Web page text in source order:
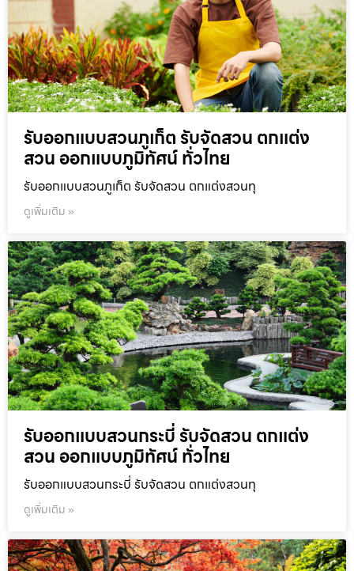
รับออกแบบสวนภูเก็ต รับจัดสวน ตกแต่ง
สวน ออกแบบภูมิทัศน์ ทั่วไทย
รับออกแบบสวนภูเก็ต รับจัดสวน ตกแต่งสวนทุ
ดูเพิ่มเติม »
รับออกแบบสวนกระบี่ รับจัดสวน ตกแต่ง
สวน ออกแบบภูมิทัศน์ ทั่วไทย
รับออกแบบสวนกระบี่ รับจัดสวน ตกแต่งสวนทุ
ดูเพิ่มเติม »